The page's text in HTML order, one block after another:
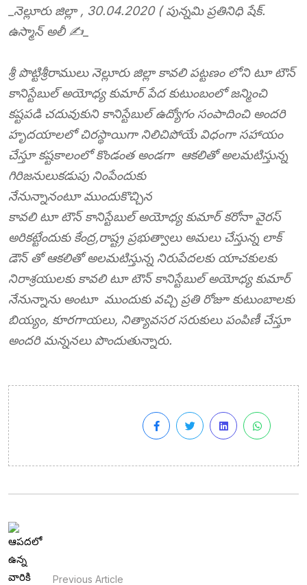
నెల్లూరు జిల్లా , 30.04.2020 ( పున్నమి ప్రతినిధి షేక్.
ఉస్మాన్ అలీ ✍️_
శ్రీ పొట్టిశ్రీరాములు నెల్లూరు జిల్లా కావలి పట్టణం లోని టూ టౌన్
కానిస్టేబుల్ అయోధ్య కుమార్ పేద కుటుంబంలో జన్మించి
కష్టపడి చదువుకుని కానిస్టేబుల్ ఉద్యోగం సంపాదించి అందరి
హృదయాలలో చిరస్థాయిగా నిలిచిపోయే విధంగా సహాయం
చేస్తూ కష్టకాలంలో కొండంత అండగా ఆకలితో అలమటిస్తున్న
గిరిజనులుకడుపు నింపేందుకు
నేనున్నానంటూ ముందుకొచ్చిన
కావలి టూ టౌన్ కానిస్టేబుల్ అయోధ్య కుమార్ కరోనా వైరస్
అరికట్టేందుకు కేంద్ర,రాష్ట్ర ప్రభుత్వాలు అమలు చేస్తున్న లాక్
డౌన్ తో ఆకలితో అలమటిస్తున్న నిరుపేదలకు యాచకులకు
నిరాశ్రయులకు కావలి టూ టౌన్ కానిస్టేబుల్ అయోధ్య కుమార్
నేనున్నాను అంటూ ముందుకు వచ్చి ప్రతి రోజూ కుటుంబాలకు
బియ్యం, కూరగాయలు, నిత్యావసర సరుకులు పంపిణీ చేస్తూ
అందరి మన్ననలు పొందుతున్నారు.
Previous Article